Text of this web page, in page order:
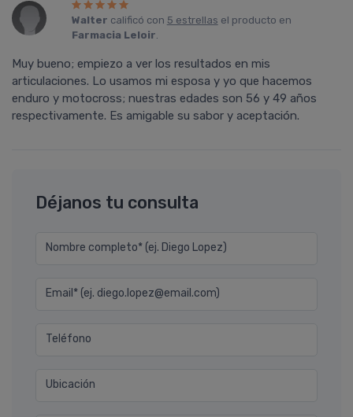
Walter calificó con 5 estrellas el producto en
Farmacia Leloir.
Muy bueno; empiezo a ver los resultados en mis
articulaciones. Lo usamos mi esposa y yo que hacemos
enduro y motocross; nuestras edades son 56 y 49 años
respectivamente. Es amigable su sabor y aceptación.
Déjanos tu consulta
Nombre completo* (ej. Diego Lopez)
Email* (ej. diego.lopez@email.com)
Teléfono
Ubicación